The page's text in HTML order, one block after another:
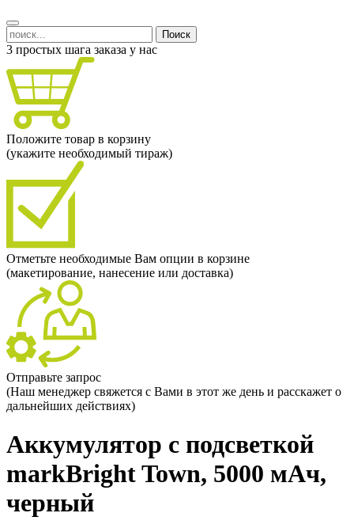
Поиск
3 простых шага заказа у нас
Положите товар в корзину
(укажите необходимый тираж)
Отметьте необходимые Вам опции в корзине
(макетирование, нанесение или доставка)
Отправьте запрос
(Наш менеджер свяжется с Вами в этот же день и расскажет о
дальнейших действиях)
Аккумулятор с подсветкой
markBright Town, 5000 мАч,
черный